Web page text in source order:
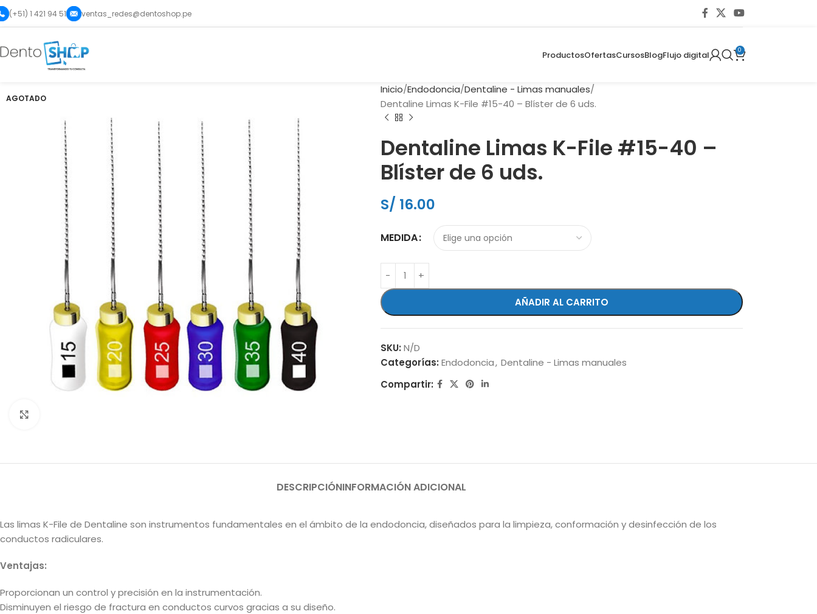
(+51) 1 421 94 51 ventas_redes@dentoshop.pe
ProductosOfertasCursosBlogFlujo digital 0
AGOTADO
Inicio Endodoncia Dentaline - Limas manuales
Dentaline Limas K-File #15-40 – Blíster de 6 uds.
Dentaline Limas K-File #15-40 –
Blíster de 6 uds.
S/ 16.00
MEDIDA
AÑADIR AL CARRITO
SKU: N/D
Categorías: Endodoncia, Dentaline - Limas manuales
Compartir:
DESCRIPCIÓNINFORMACIÓN ADICIONAL
Las limas K-File de Dentaline son instrumentos fundamentales en el ámbito de la endodoncia, diseñados para la limpieza, conformación y desinfección de los
conductos radiculares.
Ventajas:
Proporcionan un control y precisión en la instrumentación.
Disminuyen el riesgo de fractura en conductos curvos gracias a su diseño.